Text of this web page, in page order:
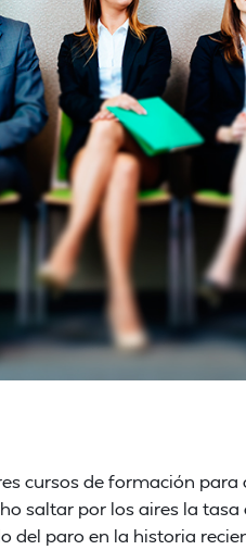
cursos de formación para
saltar por los aires la
paro en la historia